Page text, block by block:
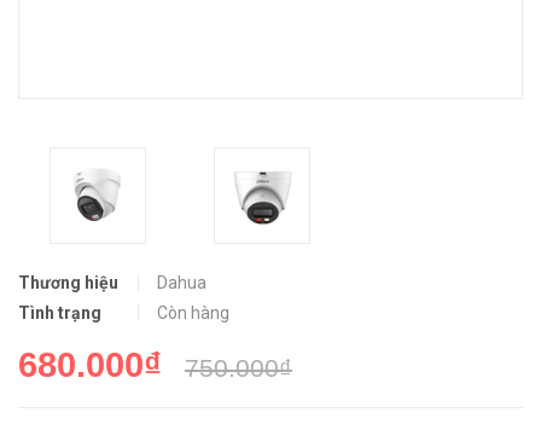
Thương hiệu
Dahua
Tình trạng
Còn hàng
680.000₫ 750.000₫